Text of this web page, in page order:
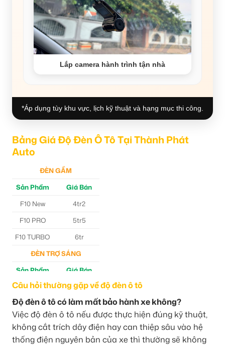
Lắp camera hành trình tận nhà
*Áp dụng tùy khu vực, lịch kỹ thuật và hạng mục thi công.
Bảng Giá Độ Đèn Ô Tô Tại Thành Phát
Auto
ĐÈN GẦM
Sản Phẩm
Giá Bán
F10 New
4tr2
F10 PRO
5tr5
F10 TURBO
6tr
ĐÈN TRỢ SÁNG
Sản Phẩm
Giá Bán
M30 Ultra
4tr5
Aozoom EX3
5tr
Câu hỏi thường gặp về độ đèn ô tô
Độ đèn ô tô có làm mất bảo hành xe không?
Việc độ đèn ô tô nếu được thực hiện đúng kỹ thuật,
không cắt trích dây điện hay can thiệp sâu vào hệ
thống điện nguyên bản của xe thì thường sẽ không